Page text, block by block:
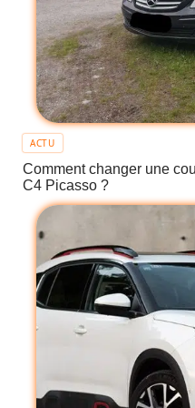
ACTU
Comment changer une
C4 Picasso ?